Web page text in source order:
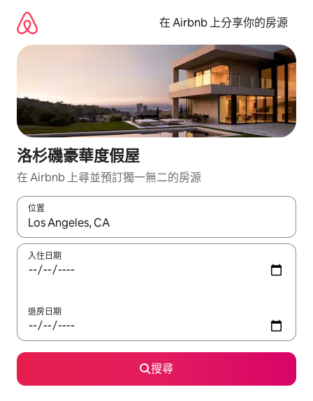
在 Airbnb 上分享你的房源
洛杉磯豪華度假屋
在 Airbnb 上尋並預訂獨一無二的房源
位置
如有搜尋結果，瀏覽內容時請使用上下箭頭，或輕點、滑動裝置。
入住日期
退房日期
搜尋